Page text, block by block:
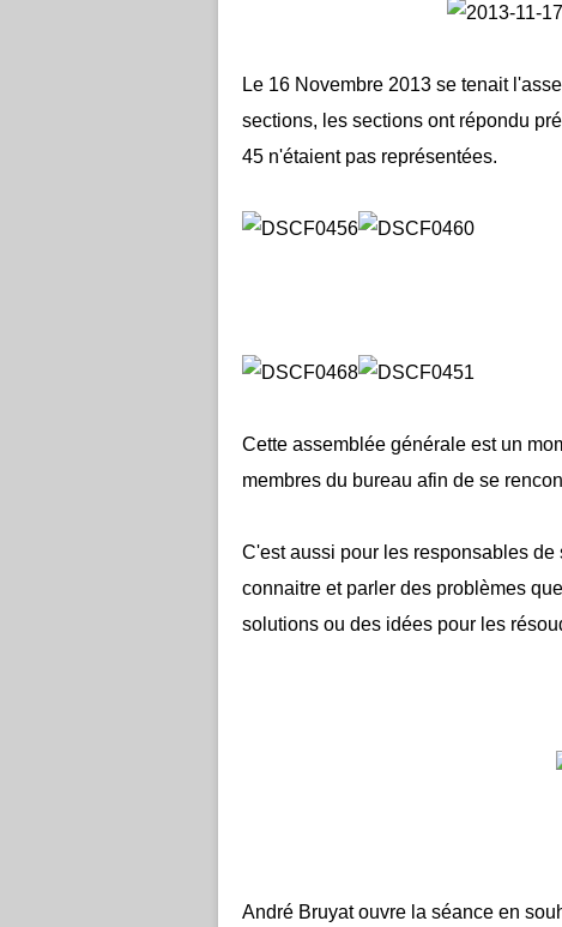
Le 16 Novembre 2013 se tenait
sections, les sections ont répondu
45 n'étaient pas représentées.
Cette assemblée générale est un
membres du bureau afin de se
C'est aussi pour les responsables
connaitre et parler des problèmes
solutions ou des idées pour les
André Bruyat ouvre la séance en